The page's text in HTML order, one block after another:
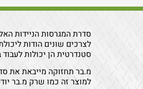
סדרת המגרסות הניידות
לצרכים שונים הודות
סטנדרטית הן יכולות
מ.בר תחזוקה מייבאת את
למוצר זה כמו שרק מ.בר